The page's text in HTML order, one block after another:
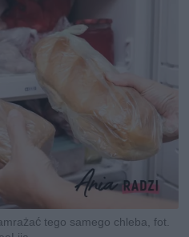
tego samego chleba, fot.